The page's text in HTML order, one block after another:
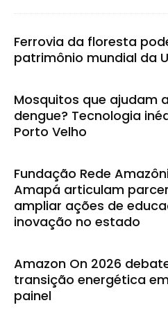
Ferrovia da floresta
patrimônio mundial da
Mosquitos que ajudam
dengue? Tecnologia
Porto Velho
Fundação Rede
Amapá articulam
ampliar ações de
inovação no estado
Amazon On 2026
transição energética
painel